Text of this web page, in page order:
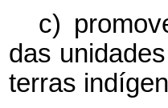
c)
das
terras